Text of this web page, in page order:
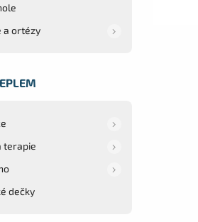
a ortézy
terapie
dečky